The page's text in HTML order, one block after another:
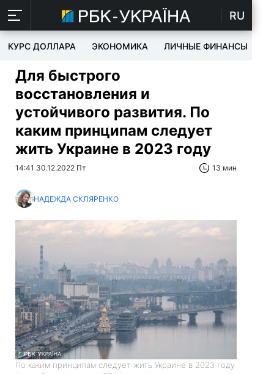
RU
КУРС ДОЛЛАРА ЭКОНОМИКА ЛИЧНЫЕ ФИНАНСЫ
Для быстрого
восстановления и
устойчивого развития. По
каким принципам следует
жить Украине в 2023 году
14:41 30.12.2022 Пт 13 мин
НАДЕЖДА СКЛЯРЕНКО
По каким принципам следует жить Украине в 2023 году